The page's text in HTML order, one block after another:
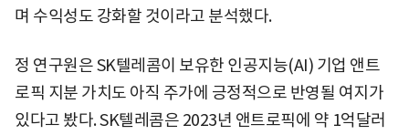
며 수익성도 강화할 것이라고 분석했다.
정 연구원은 SK텔레콤이 보유한 인공지능(AI) 기업 앤트
로픽 지분 가치도 아직 주가에 긍정적으로 반영될 여지가
있다고 봤다. SK텔레콤은 2023년 앤트로픽에 약 1억달러